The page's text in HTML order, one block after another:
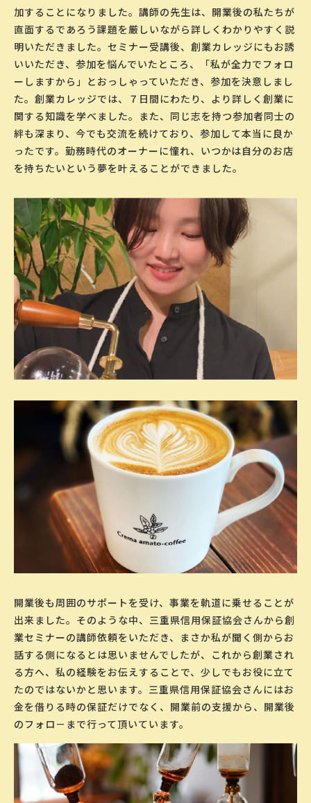
加することになりました。講師の先生は、開業後の私たちが
直面するであろう課題を厳しいながら詳しくわかりやすく説
明いただきました。セミナー受講後、創業カレッジにもお誘
いいただき、参加を悩んでいたところ、「私が全力でフォロ
ーしますから」とおっしゃっていただき、参加を決意しまし
た。創業カレッジでは、７日間にわたり、より詳しく創業に
関する知識を学べました。また、同じ志を持つ参加者同士の
絆も深まり、今でも交流を続けており、参加して本当に良か
ったです。勤務時代のオーナーに憧れ、いつかは自分のお店
を持ちたいという夢を叶えることができました。
開業後も周囲のサポートを受け、事業を軌道に乗せることが
出来ました。そのような中、三重県信用保証協会さんから創
業セミナーの講師依頼をいただき、まさか私が聞く側からお
話する側になるとは思いませんでしたが、これから創業され
る方へ、私の経験をお伝えすることで、少しでもお役に立て
たのではないかと思います。三重県信用保証協会さんにはお
金を借りる時の保証だけでなく、開業前の支援から、開業後
のフォロ－まで行って頂いています。